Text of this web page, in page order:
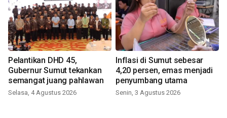
Pelantikan DHD 45,
Gubernur Sumut tekankan
semangat juang pahlawan
Selasa, 4 Agustus 2026
Inflasi di Sumut sebesar
4,20 persen, emas menjadi
penyumbang utama
Senin, 3 Agustus 2026